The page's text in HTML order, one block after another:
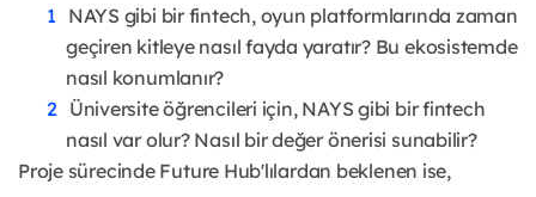
NAYS gibi bir fintech, oyun platformlarında zaman
geçiren kitleye nasıl fayda yaratır? Bu ekosistemde
nasıl konumlanır?
Üniversite öğrencileri için, NAYS gibi bir fintech
nasıl var olur? Nasıl bir değer önerisi sunabilir?
Proje sürecinde Future Hub'lılardan beklenen ise,